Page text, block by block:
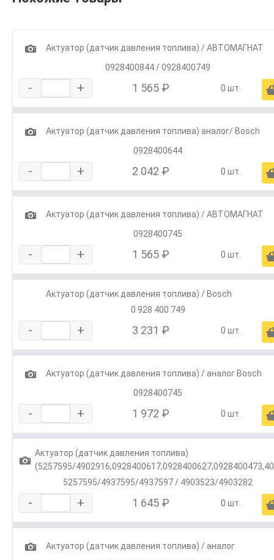
1
Актуатор (датчик давления топлива) / АВТОМАГНАТ
0928400844 / 0928400749
- + 1 565 ₽ 0 шт.
1
Актуатор (датчик давления топлива) аналог/ Bosch
0928400644
- + 2 042 ₽ 0 шт.
1
Актуатор (датчик давления топлива) / АВТОМАГНАТ
0928400745
- + 1 565 ₽ 0 шт.
Актуатор (датчик давления топлива) / Bosch
0 928 400 749
- + 3 231 ₽ 0 шт.
1
Актуатор (датчик давления топлива) / аналог Bosch
0928400745
- + 1 972 ₽ 0 шт.
1 Актуатор (датчик давления топлива)
(5257595/
5257595/4937595/4937597 / 4903523/4903282
- + 1 645 ₽ 0 шт.
1
Актуатор (датчик давления топлива) / аналог